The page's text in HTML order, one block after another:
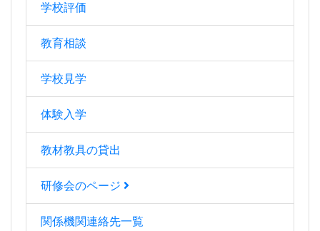
学校評価
教育相談
学校見学
体験入学
教材教具の貸出
研修会のページ
関係機関連絡先一覧